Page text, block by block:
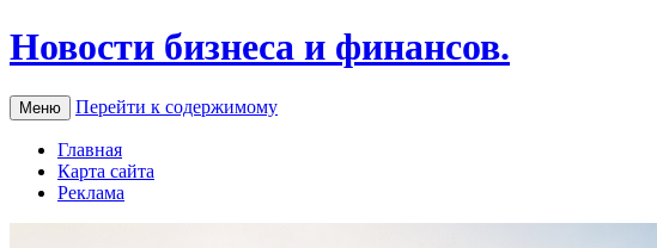
Новости бизнеса и финансов.
Меню Перейти к содержимому
Главная
Карта сайта
Реклама